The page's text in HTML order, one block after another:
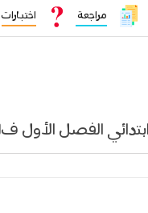
مراجعة اختبارات
الفصل الأول ف1